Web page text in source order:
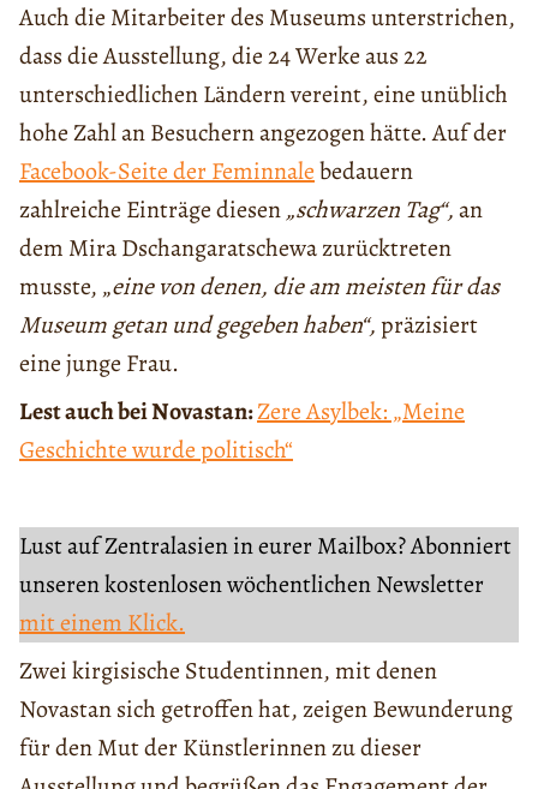
Auch die Mitarbeiter des Museums unterstrichen,
dass die Ausstellung, die 24 Werke aus 22
unterschiedlichen Ländern vereint, eine unüblich
hohe Zahl an Besuchern angezogen hätte. Auf der
Facebook-Seite der Feminnalebedauern
zahlreiche Einträge diesen„schwarzen Tag“,an
dem Mira Dschangaratschewa zurücktreten
musste, „eine von denen, die am meisten für das
Museum getan und gegeben haben“,präzisiert
eine junge Frau.
Lest auch bei Novastan:Zere Asylbek: „Meine
Geschichte wurde politisch“
Lust auf Zentralasien in eurer Mailbox? Abonniert
unseren kostenlosen wöchentlichen Newsletter
mit einem Klick.
Zwei kirgisische Studentinnen, mit denen
Novastan sich getroffen hat, zeigen Bewunderung
für den Mut der Künstlerinnen zu dieser